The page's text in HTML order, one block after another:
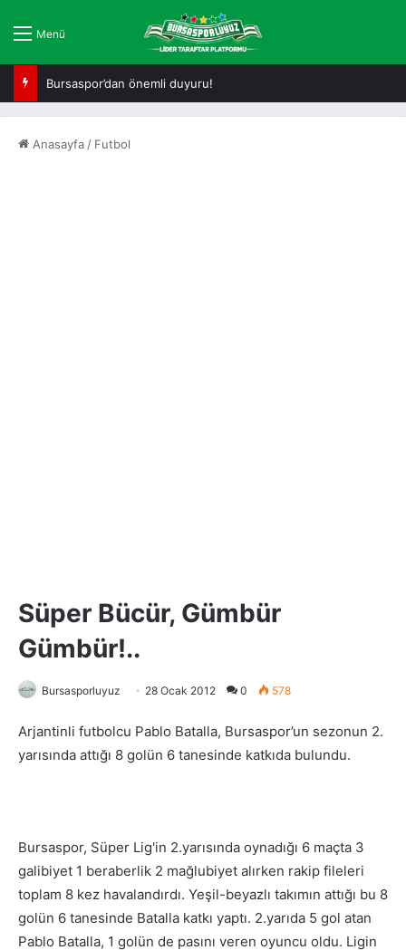
Menü
Bursaspor’dan önemli duyuru!
Anasayfa / Futbol
Süper Bücür, Gümbür
Gümbür!..
Bursasporluyuz 28 Ocak 2012 0 578
Arjantinli futbolcu Pablo Batalla, Bursaspor’un sezonun 2.
yarısında attığı 8 golün 6 tanesinde katkıda bulundu.
Bursaspor, Süper Lig'in 2.yarısında oynadığı 6 maçta 3
galibiyet 1 beraberlik 2 mağlubiyet alırken rakip fileleri
toplam 8 kez havalandırdı. Yeşil-beyazlı takımın attığı bu 8
golün 6 tanesinde Batalla katkı yaptı. 2.yarıda 5 gol atan
Pablo Batalla, 1 golün de pasını veren oyuncu oldu. Ligin